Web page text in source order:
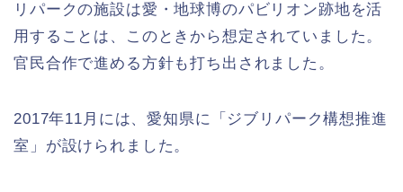
リパークの施設は愛・地球博のパビリオン跡地を活
用することは、このときから想定されていました。
官民合作で進める方針も打ち出されました。
2017年11月には、愛知県に「ジブリパーク構想推進
室」が設けられました。